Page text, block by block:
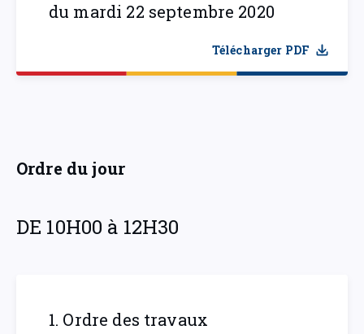
du mardi 22 septembre 2020
Télécharger PDF
Ordre du jour
DE 10H00 à 12H30
1. Ordre des travaux